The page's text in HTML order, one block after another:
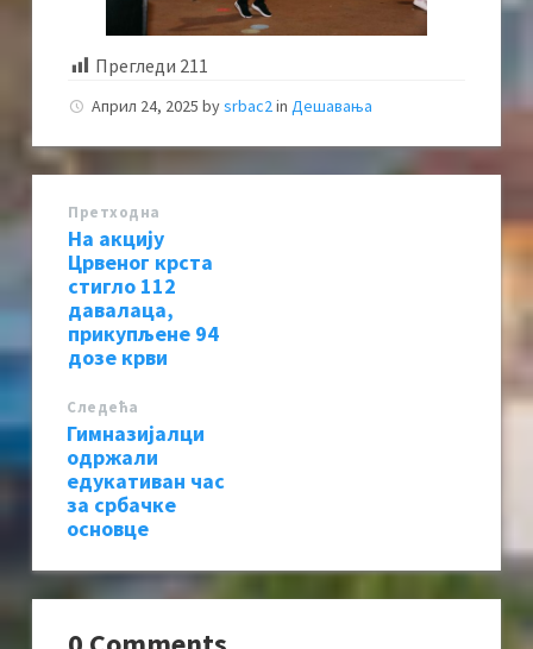
Прегледи 211
Април 24, 2025 bysrbac2in Дешавања
Претходна
На акцију
Црвеног крста
стигло 112
давалаца,
прикупљене 94
дозе крви
Следећa
Гимназијалци
одржали
едукативан час
за србачке
основце